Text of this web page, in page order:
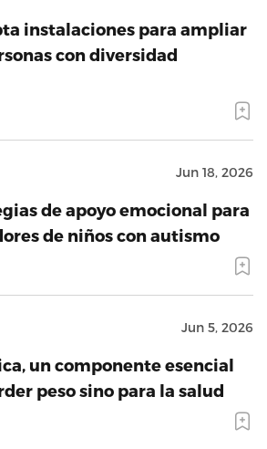
instalaciones para ampliar
con diversidad
Jun 18, 2026
de apoyo emocional para
de niños con autismo
Jun 5, 2026
un componente esencial
peso sino para la salud